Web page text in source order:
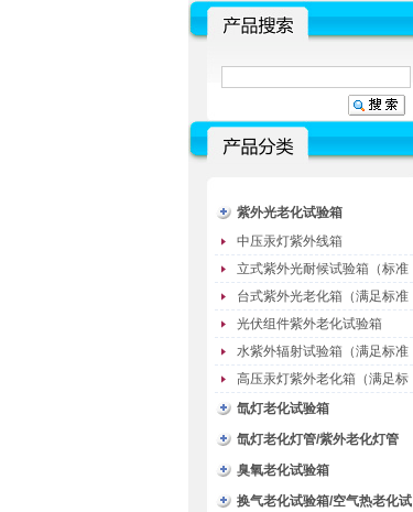
紫外光老化试验箱
中压汞灯紫外线箱
立式紫外光耐候试验箱（标准
型）
台式紫外光老化箱（满足标准
GB/T16776）
光伏组件紫外老化试验箱
水紫外辐射试验箱（满足标准
JC485-1992）
高压汞灯紫外老化箱（满足标
准GB/T16777）
氙灯老化试验箱
氙灯老化灯管/紫外老化灯管
（耗材）
臭氧老化试验箱
换气老化试验箱/空气热老化试